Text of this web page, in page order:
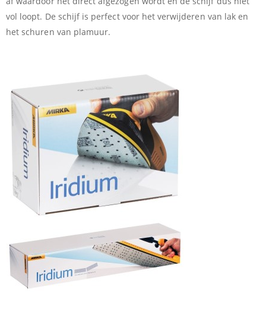
vol loopt. De schijf is perfect voor het verwijderen van lak en
het schuren van plamuur.